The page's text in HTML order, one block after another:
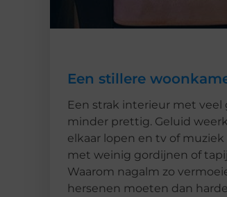
Een stillere
Een strak interieur met
minder prettig. Geluid
elkaar lopen en tv of
met weinig gordijnen of
Waarom nagalm zo
hersenen moeten dan